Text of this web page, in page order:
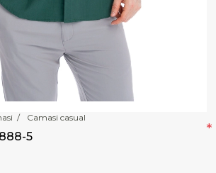
/ Camasi casual
5 *